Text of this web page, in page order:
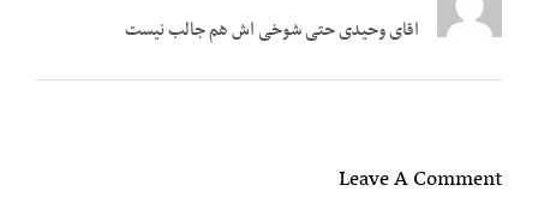
اقای وحیدی حتی شوخی اش هم جالب نیست
Leave A Comment